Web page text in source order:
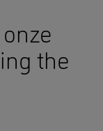
the